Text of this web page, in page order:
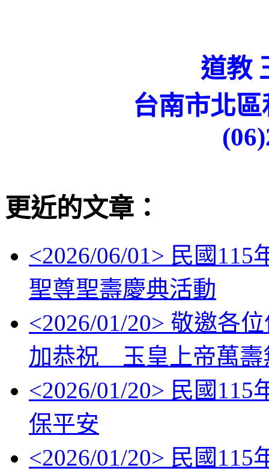
道教
台南市北
更近的文章：
<2026/06/01> 民國115
聖尊聖壽慶典活動
<2026/01/20> 敬邀各
加恭祝 玉皇上帝萬壽
<2026/01/20> 民國115
保平安
<2026/01/20> 民國115